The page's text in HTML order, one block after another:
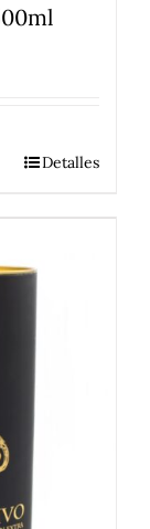
Detalles